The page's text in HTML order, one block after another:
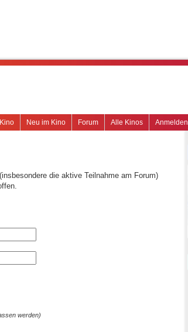
Anmelden
Alle Kinos
Forum
Neu im Kino
die aktive Teilnahme am Forum)
werden)